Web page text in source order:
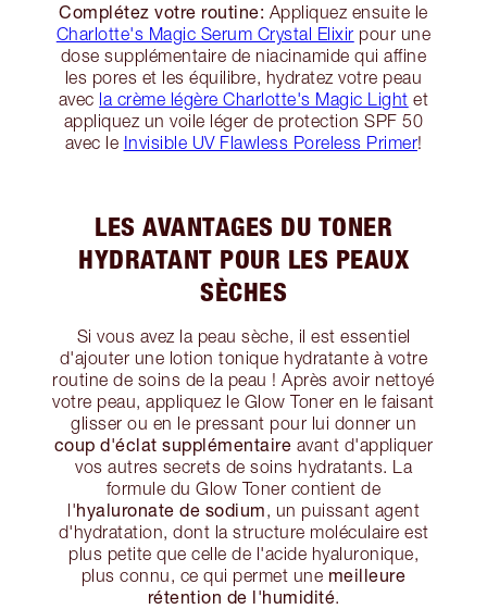
Complétez votre routine: Appliquez ensuite le
Charlotte's Magic Serum Crystal Elixir pour une
dose supplémentaire de niacinamide qui affine
les pores et les équilibre, hydratez votre peau
avec la crème légère Charlotte's Magic Light et
appliquez un voile léger de protection SPF 50
avec le Invisible UV Flawless Poreless Primer!
LES AVANTAGES DU TONER
HYDRATANT POUR LES PEAUX
SÈCHES
Si vous avez la peau sèche, il est essentiel
d'ajouter une lotion tonique hydratante à votre
routine de soins de la peau ! Après avoir nettoyé
votre peau, appliquez le Glow Toner en le faisant
glisser ou en le pressant pour lui donner un
coup d'éclat supplémentaire avant d'appliquer
vos autres secrets de soins hydratants. La
formule du Glow Toner contient de
l'hyaluronate de sodium, un puissant agent
d'hydratation, dont la structure moléculaire est
plus petite que celle de l'acide hyaluronique,
plus connu, ce qui permet une meilleure
rétention de l'humidité.